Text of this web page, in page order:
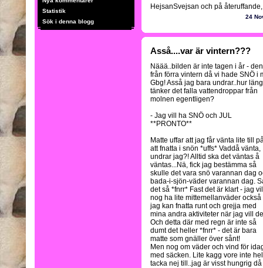
Statistik
Sök i denna blogg
HejsanSvejsan och på
24
Asså....var är vintern???
Näää..bilden är inte tagen i år -
från förra vintern då vi hade SNÖ i
Gbg! Asså jag bara undrar..hur
tänker det falla vattendroppar från
molnen egentligen?
- Jag vill ha SNÖ och JUL
**PRONTO**
Matte uffar att jag får vänta lite till
att fnatta i snön *uffs* Vaddå vänta,
undrar jag?! Alltid ska det väntas å
väntas...Nä, fick jag bestämma så
skulle det vara snö varannan dag
bada-i-sjön-väder varannan dag.
det så *fnrr* Fast det är klart - jag
nog ha lite mittemellanväder också
jag kan fnatta runt och grejja med
mina andra aktiviteter när jag vill
Och detta där med regn är inte så
dumt det heller *fnrr* - det är bara
matte som gnäller över sånt!
Men nog om väder och vind för
med säcken. Lite kagg vore inte
tacka nej till..jag är visst hungrig